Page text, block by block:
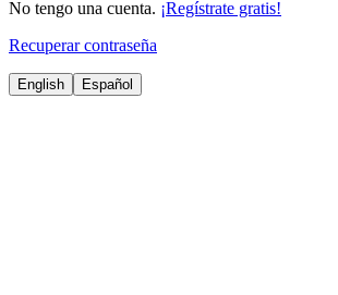
No tengo una cuenta. ¡Regístrate gratis!
Recuperar contraseña
English Español